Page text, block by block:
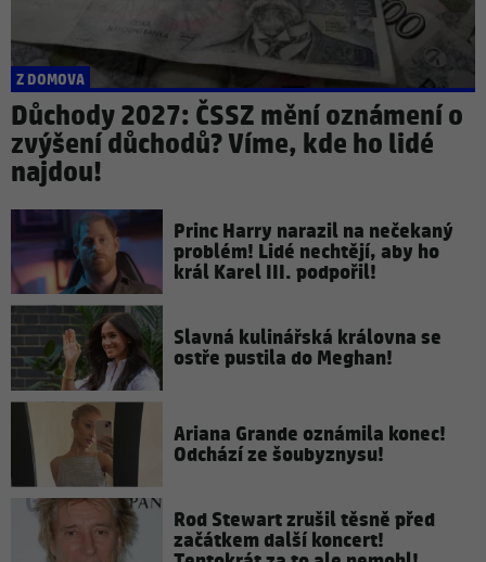
Z DOMOVA
Důchody 2027: ČSSZ mění oznámení o
zvýšení důchodů? Víme, kde ho lidé
najdou!
Princ Harry narazil na nečekaný
problém! Lidé nechtějí, aby ho
král Karel III. podpořil!
Slavná kulinářská královna se
ostře pustila do Meghan!
Ariana Grande oznámila konec!
Odchází ze šoubyznysu!
Rod Stewart zrušil těsně před
začátkem další koncert!